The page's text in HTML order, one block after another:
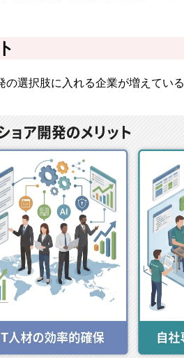
選択肢に入れる企業が増えてい